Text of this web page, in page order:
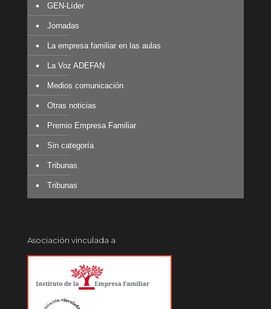
GEN-Líder
Jornadas
La empresa familiar en las aulas
La Voz ADEFAN
Medios comunicación
Otras noticias
Premio Empresa Familiar
Sin categoría
Tribunas
Tribunas
Asociación vinculada a